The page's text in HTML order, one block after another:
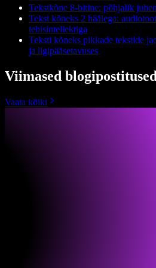
Tekstkõne 8-bitine: põhjalik
Tekst kõneks 2 häälega:
tehisintellektiga
Teksti kõneks pikkade tekstide
ja ligipääsetavuses
Viimased blogipostitused
Vaata kõiki